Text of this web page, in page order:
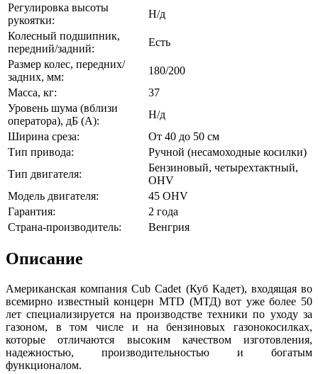
Регулировка высоты
рукоятки:
Н/д
Колесный подшипник,
передний/задний:
Есть
Размер колес, передних/
задних, мм:
180/200
Масса, кг:
37
Уровень шума (вблизи
оператора), дБ (А):
Н/д
Ширина среза:
От 40 до 50 см
Тип привода:
Ручной (несамоходные косилки)
Тип двигателя:
Бензиновый, четырехтактный,
OHV
Модель двигателя:
45 OHV
Гарантия:
2 года
Страна-производитель:
Венгрия
Описание
Американская компания Cub Cadet (Куб Кадет), входящая во
всемирно известный концерн MTD (МТД) вот уже более 50
лет специализируется на производстве техники по уходу за
газоном, в том числе и на бензиновых газонокосилках,
которые отличаются высоким качеством изготовления,
надежностью, производительностью и богатым
функционалом.